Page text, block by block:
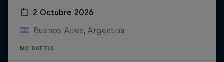
2 Octubre 2026
Buenos Aires, Argentina
MC BATTLE